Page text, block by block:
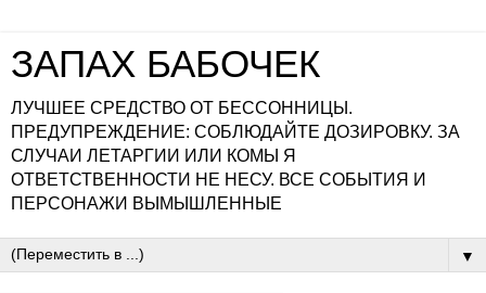
ЗАПАХ БАБОЧЕК
ЛУЧШЕЕ СРЕДСТВО ОТ БЕССОННИЦЫ.
ПРЕДУПРЕЖДЕНИЕ: СОБЛЮДАЙТЕ ДОЗИРОВКУ. ЗА
СЛУЧАИ ЛЕТАРГИИ ИЛИ КОМЫ Я
ОТВЕТСТВЕННОСТИ НЕ НЕСУ. ВСЕ СОБЫТИЯ И
ПЕРСОНАЖИ ВЫМЫШЛЕННЫЕ
▼